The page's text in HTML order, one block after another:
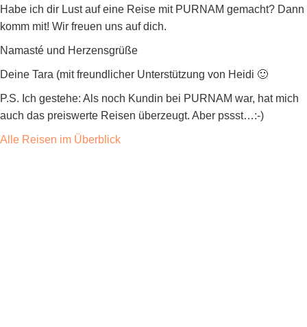
Habe ich dir Lust auf eine Reise mit PURNAM gemacht? Dann
komm mit! Wir freuen uns auf dich.
Namasté und Herzensgrüße
Deine Tara (mit freundlicher Unterstützung von Heidi 🙂
P.S. Ich gestehe: Als noch Kundin bei PURNAM war, hat mich
auch das preiswerte Reisen überzeugt. Aber pssst…:-)
Alle Reisen im Überblick